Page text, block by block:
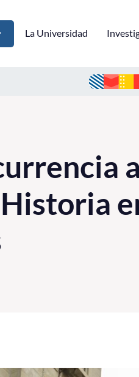
La Universidad